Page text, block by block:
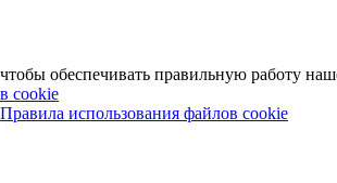
обеспечивать правильную работу
cookie
Правила использования файлов cookie